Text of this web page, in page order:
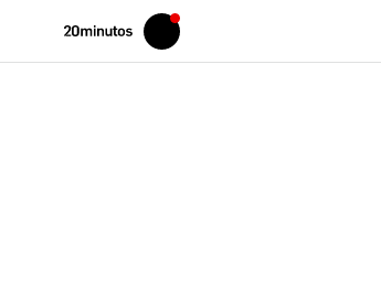
Volver
Iniciar
sesión